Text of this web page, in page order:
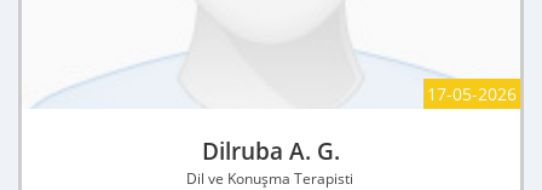
17-05-2026
Dilruba A. G.
Dil ve Konuşma Terapisti